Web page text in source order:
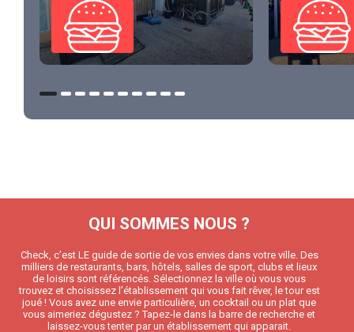
QUI SOMMES NOUS ?
Check, c’est LE guide de sortie de vos envies dans votre ville. Des
milliers de restaurants, bars, hôtels, salles de sport, clubs et lieux
de loisirs sont référencés. Sélectionnez la ville où vous vous
trouvez et choisissez l’établissement qui vous fait rêver, le tour est
joué ! Vous avez une envie particulière, un cocktail ou un plat que
vous aimeriez dégustez ? Tapez-le dans la barre de recherche et
laissez-vous tenter par un établissement qui apparait.